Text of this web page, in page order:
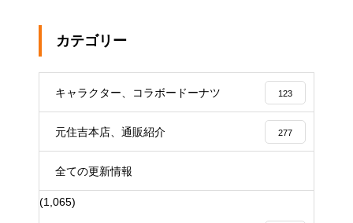
カテゴリー
キャラクター、コラボードーナツ 123
元住吉本店、通販紹介 277
全ての更新情報
(1,065)